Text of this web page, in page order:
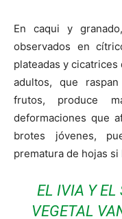
En caqui y
observados en
plateadas y
adultos, que
frutos, produce
deformaciones que
brotes jóvenes,
prematura de hojas
EL IVIA Y EL
VEGETAL